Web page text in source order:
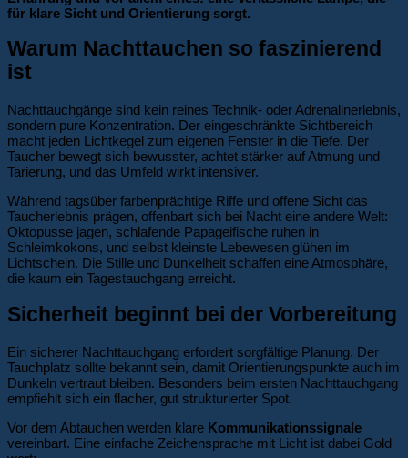
für klare Sicht und Orientierung sorgt.
Warum Nachttauchen so faszinierend
ist
Nachttauchgänge sind kein reines Technik- oder Adrenalinerlebnis,
sondern pure Konzentration. Der eingeschränkte Sichtbereich
macht jeden Lichtkegel zum eigenen Fenster in die Tiefe. Der
Taucher bewegt sich bewusster, achtet stärker auf Atmung und
Tarierung, und das Umfeld wirkt intensiver.
Während tagsüber farbenprächtige Riffe und offene Sicht das
Taucherlebnis prägen, offenbart sich bei Nacht eine andere Welt:
Oktopusse jagen, schlafende Papageifische ruhen in
Schleimkokons, und selbst kleinste Lebewesen glühen im
Lichtschein. Die Stille und Dunkelheit schaffen eine Atmosphäre,
die kaum ein Tagestauchgang erreicht.
Sicherheit beginnt bei der Vorbereitung
Ein sicherer Nachttauchgang erfordert sorgfältige Planung. Der
Tauchplatz sollte bekannt sein, damit Orientierungspunkte auch im
Dunkeln vertraut bleiben. Besonders beim ersten Nachttauchgang
empfiehlt sich ein flacher, gut strukturierter Spot.
Vor dem Abtauchen werden klare Kommunikationssignale
vereinbart. Eine einfache Zeichensprache mit Licht ist dabei Gold